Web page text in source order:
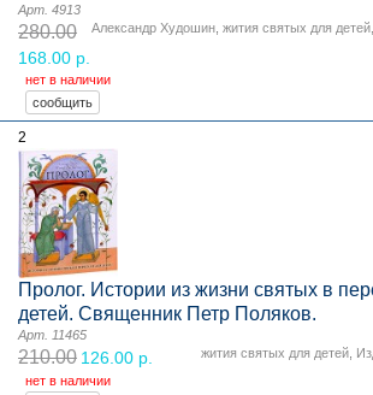
Александр Худошин жития святых для детей
Арт. 4913
280.00
168.00 р.
нет в наличии
2
Пролог. Истории из жизни святых в
детей. Священник Петр Поляков.
жития святых для детей
Арт. 11465
210.00 126.00 р.
нет в наличии